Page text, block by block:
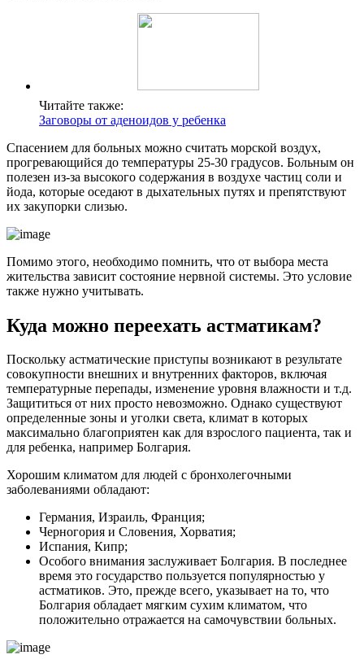
Читайте также:
Заговоры от аденоидов у ребенка
Спасением для больных можно считать морской воздух,
прогревающийся до температуры 25-30 градусов. Больным он
полезен из-за высокого содержания в воздухе частиц соли и
йода, которые оседают в дыхательных путях и препятствуют
их закупорки слизью.
Помимо этого, необходимо помнить, что от выбора места
жительства зависит состояние нервной системы. Это условие
также нужно учитывать.
Куда можно переехать астматикам?
Поскольку астматические приступы возникают в результате
совокупности внешних и внутренних факторов, включая
температурные перепады, изменение уровня влажности и т.д.
Защититься от них просто невозможно. Однако существуют
определенные зоны и уголки света, климат в которых
максимально благоприятен как для взрослого пациента, так и
для ребенка, например Болгария.
Хорошим климатом для людей с бронхолегочными
заболеваниями обладают:
Германия, Израиль, Франция;
Черногория и Словения, Хорватия;
Испания, Кипр;
Особого внимания заслуживает Болгария. В последнее
время это государство пользуется популярностью у
астматиков. Это, прежде всего, указывает на то, что
Болгария обладает мягким сухим климатом, что
положительно отражается на самочувствии больных.